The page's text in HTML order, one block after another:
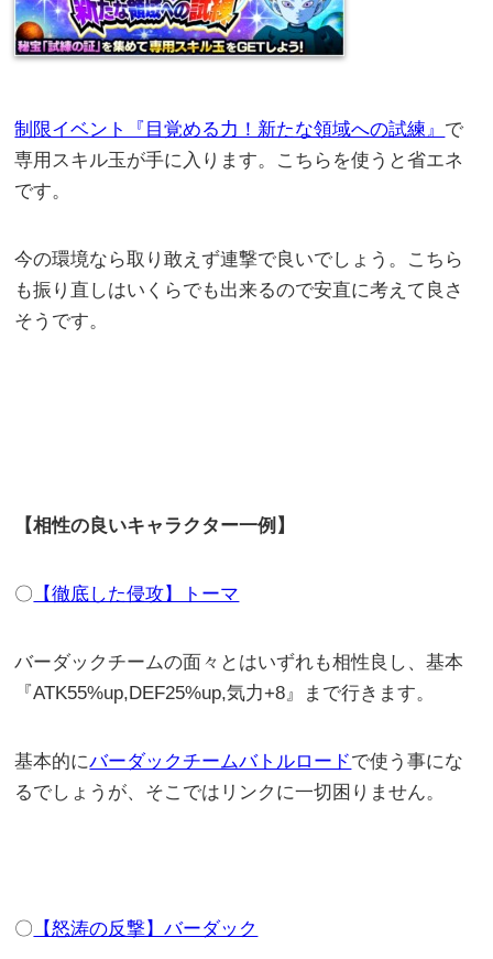
制限イベント『目覚める力！新たな領域への試練』 で
専用スキル玉が手に入ります。こちらを使うと省エネ
です。
今の環境なら取り敢えず連撃で良いでしょう。こちら
も振り直しはいくらでも出来るので安直に考えて良さ
そうです。
【相性の良いキャラクター一例】
〇 【徹底した侵攻】トーマ
バーダックチームの面々とはいずれも相性良し、基本
『ATK55%up,DEF25%up,気力+8』まで行きます。
基本的にバーダックチームバトルロードで使う事にな
るでしょうが、そこではリンクに一切困りません。
〇 【怒涛の反撃】バーダック